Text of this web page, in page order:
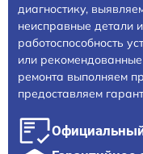
диагностику,
неисправные детали
работоспособность
или
ремонта выполняем
предоставляем